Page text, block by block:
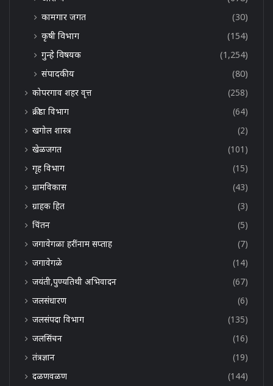
कामगार जगत
(30)
कृषी विभाग
(154)
गुन्हे विषयक
(1,254)
संपादकीय
(80)
कोपरगाव शहर वृत्त
(258)
क्रीडा विभाग
(64)
खगोल शास्त्र
(2)
खेळजगत
(101)
गृह विभाग
(15)
ग्रामविकास
(43)
ग्राहक हित
(3)
चिंतन
(5)
जगावेगळा हरींनाम सप्ताह
(7)
जगावेगळे
(14)
जयंती,पुण्यतिथी अभिवादन
(67)
जलसंधारण
(6)
जलसंपदा विभाग
(135)
जलसिंचन
(16)
तंत्रज्ञान
(19)
दळणवळण
(144)